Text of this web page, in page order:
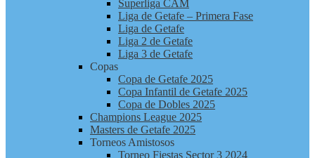
Superliga CAM
Liga de Getafe – Primera Fase
Liga de Getafe
Liga 2 de Getafe
Liga 3 de Getafe
Copas
Copa de Getafe 2025
Copa Infantil de Getafe 2025
Copa de Dobles 2025
Champions League 2025
Masters de Getafe 2025
Torneos Amistosos
Torneo Fiestas Sector 3 2024